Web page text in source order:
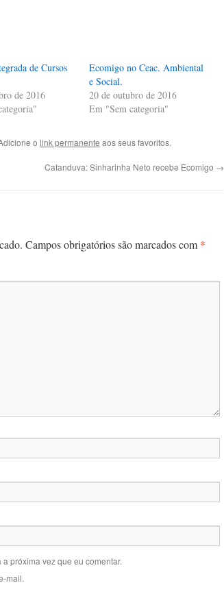
de Cursos
de 2016
Ecomigo no Ceac. Ambiental
e Social.
20 de outubro de 2016
Em "Sem categoria"
o link permanente aos seus favoritos.
Catanduva: Sinharinha Neto recebe Ecomigo →
Campos obrigatórios são marcados com *
próxima vez que eu comentar.
mail.